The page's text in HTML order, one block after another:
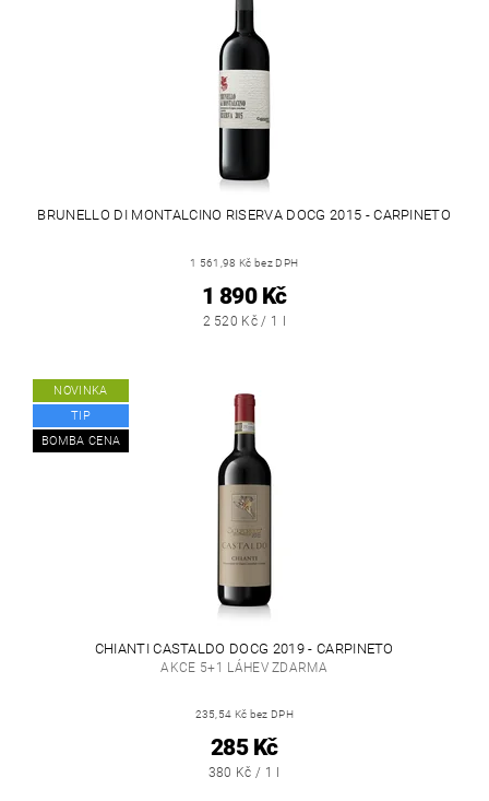
BRUNELLO DI MONTALCINO RISERVA DOCG 2015 - CARPINETO
1 561,98 Kč bez DPH
1 890 Kč
2 520 Kč / 1 l
NOVINKA
TIP
BOMBA CENA
CHIANTI CASTALDO DOCG 2019 - CARPINETO
AKCE 5+1 LÁHEV ZDARMA
235,54 Kč bez DPH
285 Kč
380 Kč / 1 l